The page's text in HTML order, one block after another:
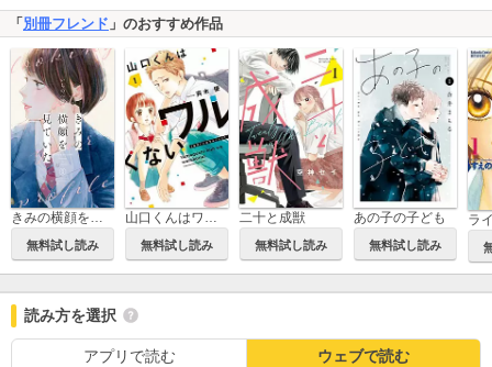
「 別冊フレンド 」のおすすめ作品
無料試し読み 無料試し読み
二十と成獣
無料試し読み
あの子の子ども
無料試し読み
ラ
読み方を選択
アプリで読む ウェブで読む